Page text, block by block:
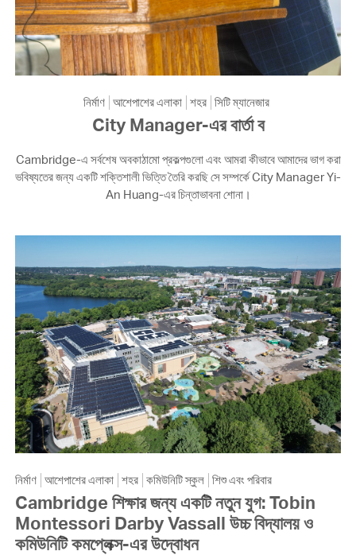
নির্মাণ আশেপাশের এলাকা শহর সিটি ম্যানেজার
City Manager-এর বার্তা ব
Cambridge-এ সর্বশেষ অবকাঠামো প্রকল্পগুলো এবং আমরা কীভাবে আমাদের ভাগ করা
ভবিষ্যতের জন্য একটি শক্তিশালী ভিত্তি তৈরি করছি সে সম্পর্কে City Manager Yi-
An Huang-এর চিন্তাভাবনা শোনা।
নির্মাণ আশেপাশের এলাকা শহর কমিউনিটি স্কুল শিশু এবং পরিবার
Cambridge শিক্ষার জন্য একটি নতুন যুগ: Tobin
Montessori Darby Vassall উচ্চ বিদ্যালয় ও
কমিউনিটি কমপ্লেক্স-এর উদ্বোধন